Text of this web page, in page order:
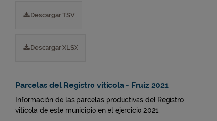
Descargar TSV
Descargar XLSX
Parcelas del Registro vitícola - Fruiz 2021
Información de las parcelas productivas del Registro
vitícola de este municipio en el ejercicio 2021.